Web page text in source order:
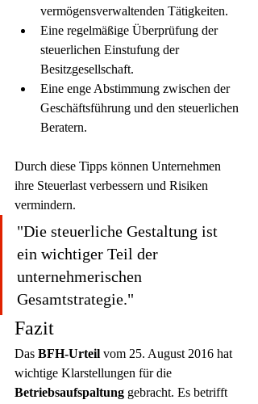
vermögensverwaltenden Tätigkeiten.
Eine regelmäßige Überprüfung der
steuerlichen Einstufung der
Besitzgesellschaft.
Eine enge Abstimmung zwischen der
Geschäftsführung und den steuerlichen
Beratern.
Durch diese Tipps können Unternehmen
ihre Steuerlast verbessern und Risiken
vermindern.
"Die steuerliche Gestaltung ist
ein wichtiger Teil der
unternehmerischen
Gesamtstrategie."
Fazit
Das BFH-Urteil vom 25. August 2016 hat
wichtige Klarstellungen für die
Betriebsaufspaltung gebracht. Es betrifft